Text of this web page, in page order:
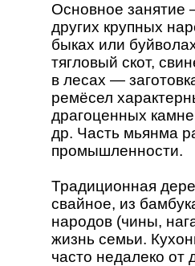
Основное занятие
других крупных
быках или
тягловый скот,
в лесах —
ремёсел
драгоценных
др. Часть мьянма
промышленности.
Традиционная
свайное, из
народов (чины,
жизнь семьи.
часто недалеко от